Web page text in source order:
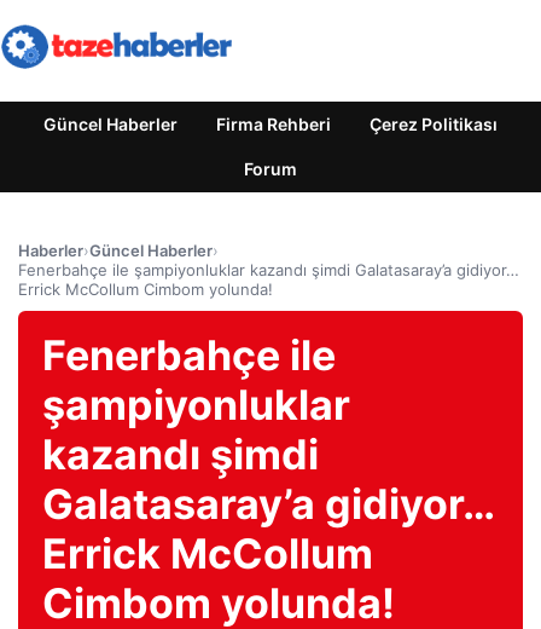
Güncel Haberler Firma Rehberi Çerez Politikası
Forum
Haberler›Güncel Haberler›
Fenerbahçe ile şampiyonluklar kazandı şimdi Galatasaray’a gidiyor…
Errick McCollum Cimbom yolunda!
Fenerbahçe ile
şampiyonluklar
kazandı şimdi
Galatasaray’a gidiyor…
Errick McCollum
Cimbom yolunda!